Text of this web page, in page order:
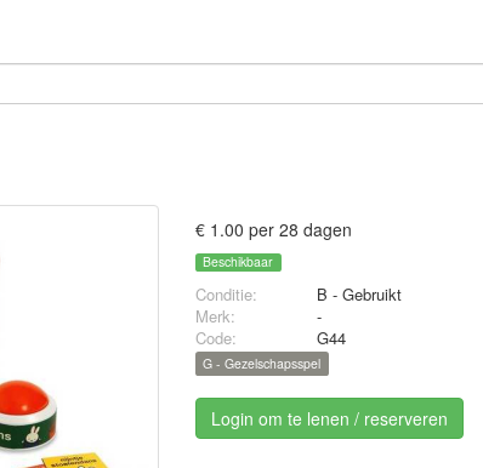
€ 1.00 per 28 dagen
Beschikbaar
Conditie:
B - Gebruikt
Merk:
-
Code:
G44
G - Gezelschapsspel
Login om te lenen / reserveren